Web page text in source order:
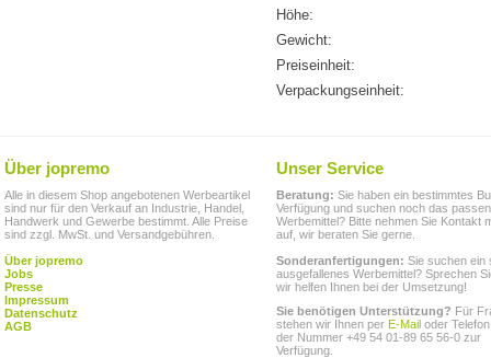
Höhe:
Gewicht:
Preiseinheit:
Verpackungseinheit:
Über jopremo
Alle in diesem Shop angebotenen Werbeartikel
sind nur für den Verkauf an Industrie, Handel,
Handwerk und Gewerbe bestimmt. Alle Preise
sind zzgl. MwSt. und Versandgebühren.
Über jopremo
Jobs
Presse
Impressum
Datenschutz
AGB
Unser Service
Beratung: Sie haben ein bestimmtes
Verfügung und suchen noch das
Werbemittel? Bitte nehmen Sie Kontakt
auf, wir beraten Sie gerne.
Sonderanfertigungen: Sie suchen ein
ausgefallenes Werbemittel? Sprechen
wir helfen Ihnen bei der Umsetzung!
Sie benötigen Unterstützung? Für
stehen wir Ihnen per E-Mail oder
der Nummer +49 54 01-89 65 56-0 zur
Verfügung.